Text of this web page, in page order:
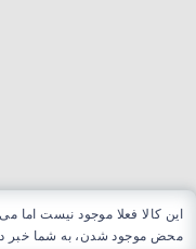
این کالا فعلا موجود نیست اما
محض موجود شدن، به شما خبر